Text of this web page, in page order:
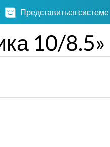
Представиться системе
10/8.5»